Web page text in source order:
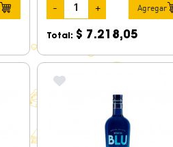
- + Agregar
Total: $ 7.218,05